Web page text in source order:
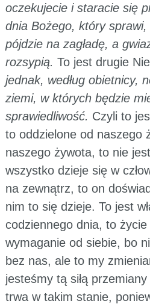
oczekujecie i staracie się
dnia Bożego, który
pójdzie na zagładę, a
rozsypią. To jest drugie
jednak, według obietnicy,
ziemi, w których będzie
sprawiedliwość. Czyli to
to oddzielone od naszego
naszego żywota, to nie
wszystko dzieje się w
na zewnątrz, to on
nim to się dzieje. To jest
codziennego dnia, to życie
wymaganie od siebie, bo
bez nas, ale to my
jesteśmy tą siłą
trwa w takim stanie,